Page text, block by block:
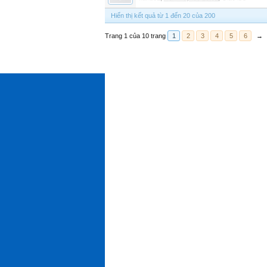
Hiển thị kết quả từ 1 đến 20 của 200
Trang 1 của 10 trang 1 2 3 4 5 6 →